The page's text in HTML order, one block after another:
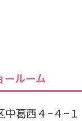
ールーム
葛西４−４−１